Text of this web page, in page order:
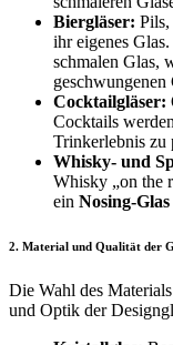
Biergläser:
ihr eigenes
schmalen Glas,
Cocktailgläser:
Cocktails
Trinkerlebnis zu
Whisky- und
Whisky „on the
ein Nosing-Glas
2. Material und Qualität der
Die Wahl des
und Optik der